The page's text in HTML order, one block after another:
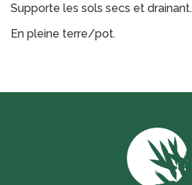
Supporte les sols secs et drainant.
En pleine terre/pot.